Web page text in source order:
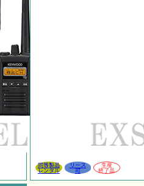
同等製品
レンタル
リース
可
生産
終了品